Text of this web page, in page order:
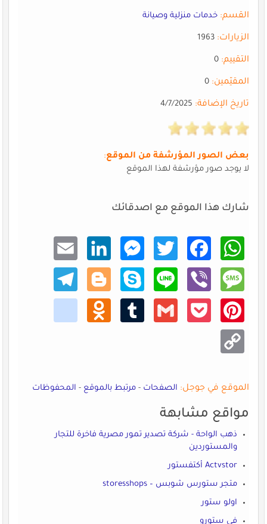
القسم: خدمات منزلية وصيانة
الزيارات:1963
التقييم:0
المقيّمين:0
تاريخ الإضافة:4/7/2025
بعض الصور المؤرشفة من الموقع:
لا يوجد صور مؤرشفة لهذا الموقع
شارك هذا الموقع مع اصدقائك
What
sApp
Faceb
ook
Twitt
er
Mess
enger
Linke
dIn
Email
Mess
age
Viber
Line
Skype
Blogg
er
Teleg
ram
Pinte
rest
Pocke
Gmail
Tumb
Odno
klass
niki
Copy
Link
الموقع في جوجل: الصفحات-مرتبط بالموقع-المحفوظات
مواقع مشابهة
ذهب الواحة - شركة تصدير تمور مصرية فاخرة للتجار
والمستوردين
Actvstor أكتفستور
متجر ستورس شوبس – storesshops
اولو ستور
في ستورو